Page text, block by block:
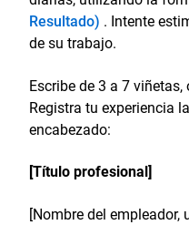
Resultado) . Intente
de su trabajo.
Escribe de 3 a 7
Registra tu experiencia
encabezado:
[Título profesional]
[Nombre del empleador,